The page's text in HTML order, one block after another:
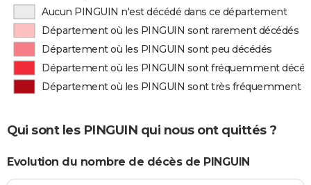
Aucun PINGUIN n'est décédé dans ce département
Département où les PINGUIN sont rarement décédés
Département où les PINGUIN sont peu décédés
Département où les PINGUIN sont fréquemment
Département où les PINGUIN sont très fréquemment
Qui sont les PINGUIN qui nous ont quittés ?
Evolution du nombre de décès de PINGUIN